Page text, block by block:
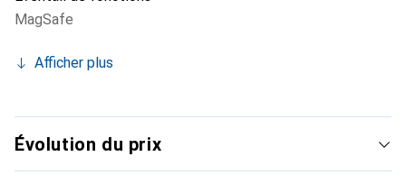
MagSafe
Afficher plus
Évolution du prix